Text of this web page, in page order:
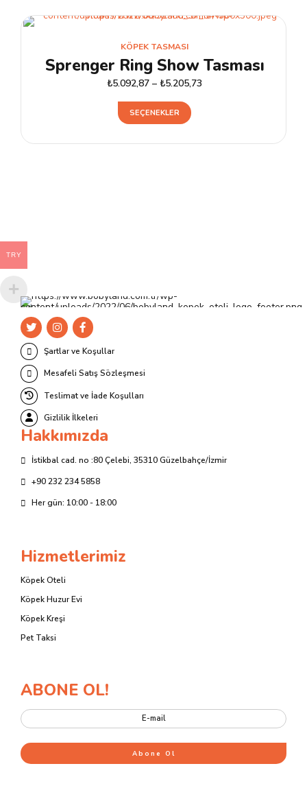
KÖPEK TASMASI
Sprenger Ring Show Tasması
₺5.092,87 – ₺5.205,73
SEÇENEKLER
Bu
birden
Şartlar ve Koşullar
Mesafeli Satış Sözleşmesi
Teslimat ve İade Koşulları
Gizlilik İlkeleri
Hakkımızda
İstikbal cad. no :80 Çelebi, 35310 Güzelbahçe/İzmir
+90 232 234 5858
Her gün: 10:00 - 18:00
Hizmetlerimiz
Köpek Oteli
Köpek Huzur Evi
Köpek Kreşi
Pet Taksi
ABONE OL!
TRY